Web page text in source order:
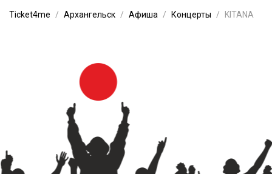
Ticket4me Архангельск Афиша Концерты KITANA